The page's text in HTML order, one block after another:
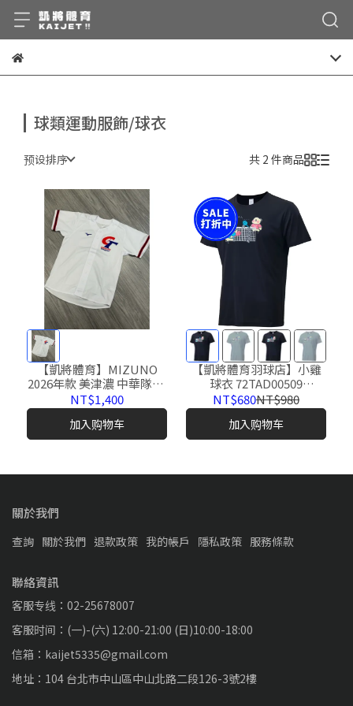
球類運動服飾/球衣
预设排序 共 2 件商品
【凱將體育】MIZUNO
2026年款 美津濃 中華隊CT
棒球衣 排汗加油服 排扣式
12TCDM0101
NT$1,400
加入购物车
【凱將體育羽球店】小雞
球衣 72TAD00509
/72TAD00528
NT$680NT$980
加入购物车
關於我們
查詢 關於我們 退款政策 我的帳戶 隱私政策 服務條款
聯絡資訊
客服专线：02-25678007
客服时间：(一)-(六) 12:00-21:00 (日)10:00-18:00
信箱：kaijet5335@gmail.com
地址：104 台北市中山區中山北路二段126-3號2樓